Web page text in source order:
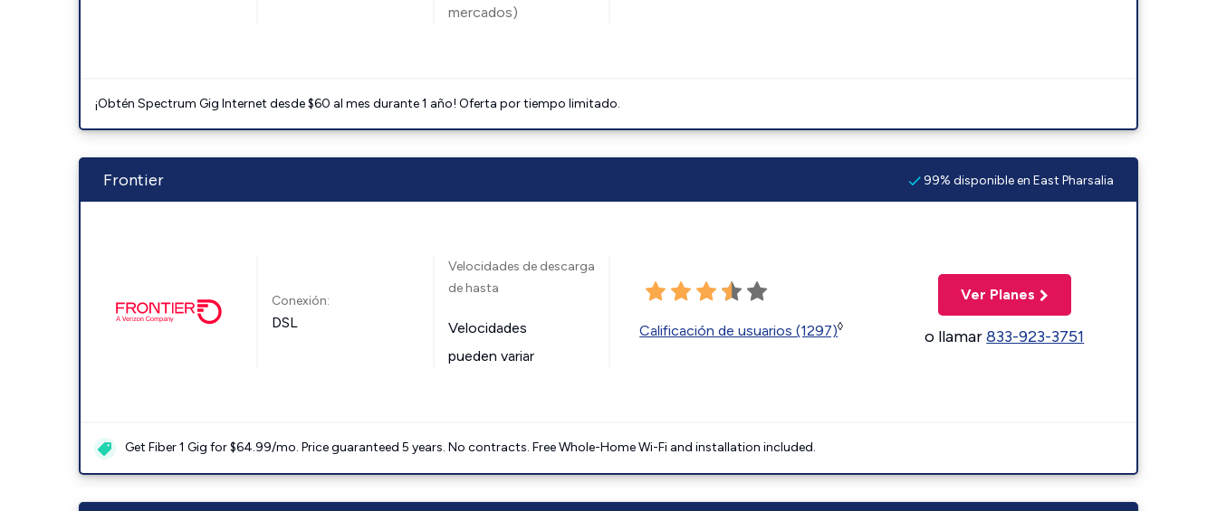
mercados)
¡Obtén Spectrum Gig Internet desde $60 al mes durante 1 año! Oferta por tiempo limitado.
Frontier 99% disponible en East Pharsalia
Conexión:
DSL
Velocidades de descarga
de hasta
Velocidades
pueden variar
Calificación de usuarios (1297)◊
Ver Planes
o llamar833-923-3751
Get Fiber 1 Gig for $64.99/mo. Price guaranteed 5 years. No contracts. Free Whole-Home Wi-Fi and installation included.